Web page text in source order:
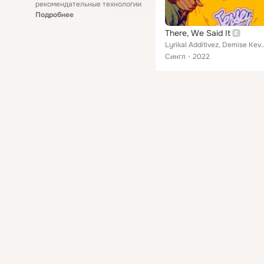
рекомендательные технологии
Подробнее
There, We Said It
Lyrikal Additivez,
Сингл
2022